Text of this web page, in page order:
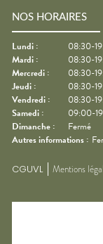
NOS HORAIRES
Lundi :
08:30-
Mardi :
08:30-
Mercredi :
08:30-
Jeudi :
08:30-
Vendredi :
08:30-
Samedi :
09:00-
Dimanche :
Fermé
Autres informations :
CGUVL Mentions